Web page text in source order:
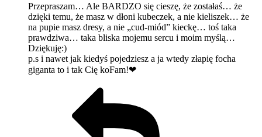
Przepraszam… Ale BARDZO się cieszę, że zostałaś… że
dzięki temu, że masz w dłoni kubeczek, a nie kieliszek… że
na pupie masz dresy, a nie „cud-miód” kieckę… toś taka
prawdziwa… taka bliska mojemu sercu i moim myślą…
Dziękuję:)
p.s i nawet jak kiedyś pojedziesz a ja wtedy złapię focha
giganta to i tak Cię koFam!❤